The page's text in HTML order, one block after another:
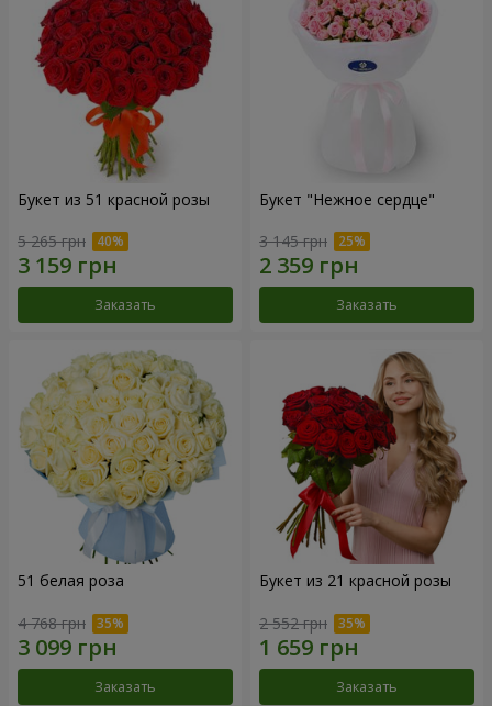
Букет из 51 красной розы
5 265 грн
Заказать
Букет "Нежное сердце"
3 145 грн
Заказать
51 белая роза
4 768 грн
Заказать
Букет из 21 красной розы
2 552 грн
Заказать